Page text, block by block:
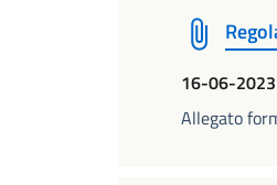
16-06-2023
Allegato